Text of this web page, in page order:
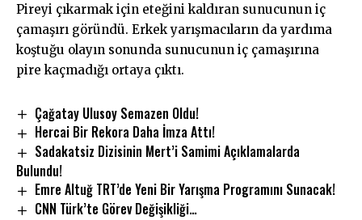
Pireyi çıkarmak için eteğini kaldıran sunucunun iç
çamaşırı göründü. Erkek yarışmacıların da yardıma
koştuğu olayın sonunda sunucunun iç çamaşırına
pire kaçmadığı ortaya çıktı.
Çağatay Ulusoy Semazen Oldu!
Hercai Bir Rekora Daha İmza Attı!
Sadakatsiz Dizisinin Mert’i Samimi Açıklamalarda
Bulundu!
Emre Altuğ TRT’de Yeni Bir Yarışma Programını Sunacak!
CNN Türk’te Görev Değişikliği…